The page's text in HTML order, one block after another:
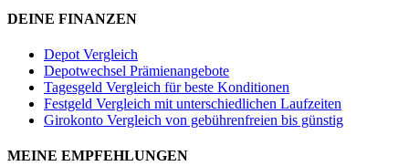
DEINE FINANZEN
Depot Vergleich
Depotwechsel Prämienangebote
Tagesgeld Vergleich für beste Konditionen
Festgeld Vergleich mit unterschiedlichen Laufzeiten
Girokonto Vergleich von gebührenfreien bis günstig
MEINE EMPFEHLUNGEN